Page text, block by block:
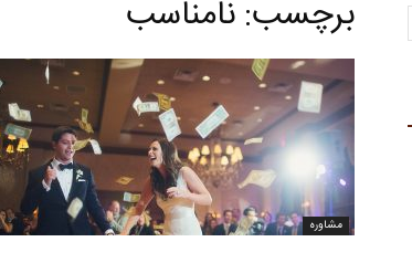
برچسب: نامناسب
مشاوره